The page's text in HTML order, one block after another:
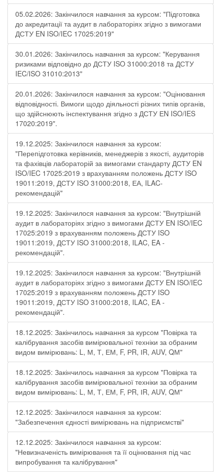
05.02.2026: Закінчилося навчання за курсом: "Підготовка
до акредитації та аудит в лабораторіях згідно з вимогами
ДСТУ EN ISO/IEC 17025:2019"
30.01.2026: Закінчилось навчання за курсом: "Керування
ризиками відповідно до ДСТУ ISO 31000:2018 та ДСТУ
IEC/ISO 31010:2013"
20.01.2026: Закінчилося навчання за курсом: "Оцінювання
відповідності. Вимоги щодо діяльності різних типів органів,
що здійснюють інспектування згідно з ДСТУ ЕN ISO/IES
17020:2019".
19.12.2025: Закінчилося навчання за курсом:
"Перепідготовка керівників, менеджерів з якості, аудиторів
та фахівців лабораторій за вимогами стандарту ДСТУ EN
ISO/IEC 17025:2019 з врахуванням положень ДСТУ ISO
19011:2019, ДСТУ ISO 31000:2018, ЕА, ILAC-
рекомендацій"
19.12.2025: Закінчилося навчання за курсом: "Внутрішній
аудит в лабораторіях згідно з вимогами ДСТУ EN ISO/IEC
17025:2019 з врахуванням положень ДСТУ ISO
19011:2019, ДСТУ ISO 31000:2018, ILAC, EA -
рекомендацій".
19.12.2025: Закінчилося навчання за курсом: "Внутрішній
аудит в лабораторіях згідно з вимогами ДСТУ EN ISO/IEC
17025:2019 з врахуванням положень ДСТУ ISO
19011:2019, ДСТУ ISO 31000:2018, ILAC, EA -
рекомендацій".
18.12.2025: Закінчилось навчання за курсом "Повірка та
калібрування засобів вимірювальної техніки за обраним
видом вимірювань: L, М, Т, ЕМ, F, РR, ІR, АUV, QМ"
18.12.2025: Закінчилось навчання за курсом "Повірка та
калібрування засобів вимірювальної техніки за обраним
видом вимірювань: L, М, Т, ЕМ, F, РR, ІR, АUV, QМ"
12.12.2025: Закінчилося навчання за курсом:
"Забезпечення єдності вимірювань на підприємстві"
12.12.2025: Закінчилося навчання за курсом:
"Невизначеність вимірювання та її оцінювання під час
випробування та калібрування"